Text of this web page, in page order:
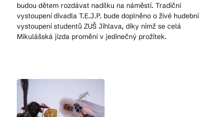
CS EN DE
budou dětem rozdávat nadílku na náměstí. Tradiční
vystoupení divadla T.E.J.P. bude doplněno o živé hudební
vystoupení studentů ZUŠ Jihlava, díky nimž se celá
Mikulášská jízda promění v jedinečný prožitek.